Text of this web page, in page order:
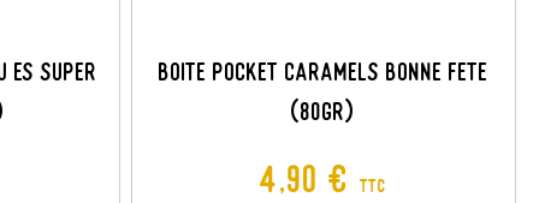
ES SUPER
BOITE POCKET CARAMELS BONNE FETE
(80GR)
Prix
4,90 €TTC